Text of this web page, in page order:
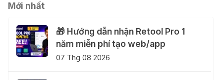
Mới nhất
🎁 Hướng dẫn nhận Retool Pro 1
năm miễn phí tạo web/app
07 Thg 08 2026